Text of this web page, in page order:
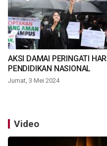
AKSI DAMAI PERINGATI HARI
PENDIDIKAN NASIONAL
Jumat, 3 Mei 2024
Video